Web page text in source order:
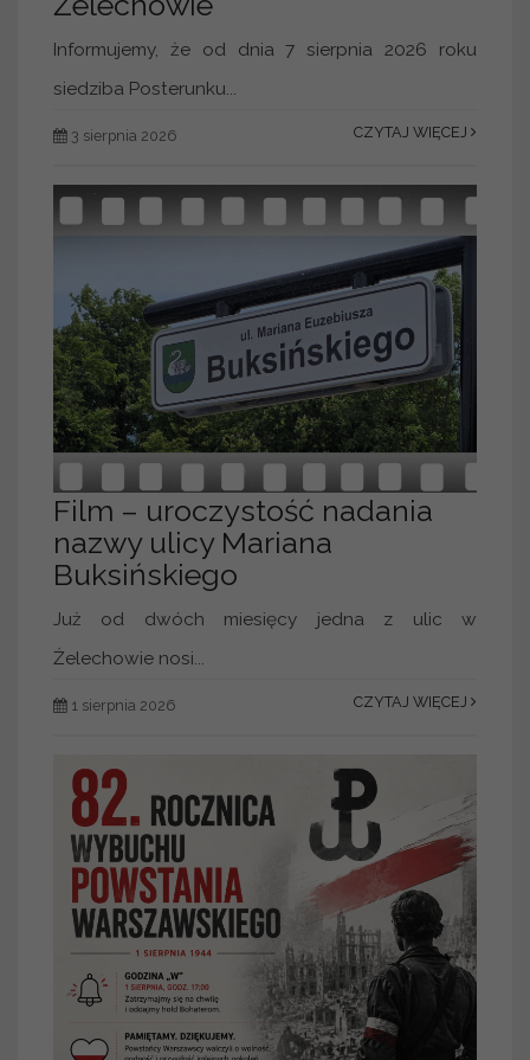
Informujemy, że od dnia 7 sierpnia 2026 roku
siedziba Posterunku...
3 sierpnia 2026 CZYTAJ WIĘCEJ
Film – uroczystość nadania
nazwy ulicy Mariana
Buksińskiego
Już od dwóch miesięcy jedna z ulic w
Żelechowie nosi...
1 sierpnia 2026 CZYTAJ WIĘCEJ